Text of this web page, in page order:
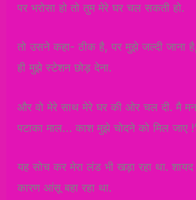
पर भरोसा हो तो तुम मेरे घर चल सकती हो.
तो उसने कहा- ठीक है, पर मुझे जल्दी
ही मुझे स्टेशन छोड़ देना.
और वो मेरे साथ मेरे घर की ओर चल दी. मै
पटाका माल… काश मुझे चोदने को मिल जाए !’
यह सोच कर मेरा लंड भी खड़ा रहा था.
कारण आंसू बहा रहा था.